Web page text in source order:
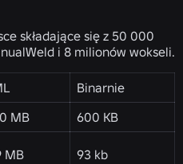
składające się z 50 000
i 8 milionów wokseli.
Binarnie
MB
600 KB
MB 93 kb